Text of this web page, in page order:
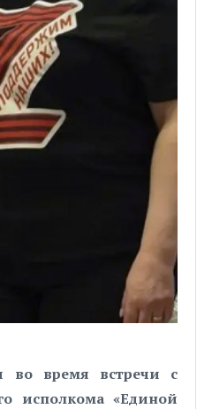
во время встречи с
исполкома «Единой